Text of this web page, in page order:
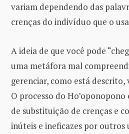
variam dependendo das
crenças do indivíduo que o
A ideia de que você pode
uma metáfora mal
gerenciar, como está descrito,
O processo do Ho’oponopono
de substituição de crenças e
inúteis e ineficazes por outros